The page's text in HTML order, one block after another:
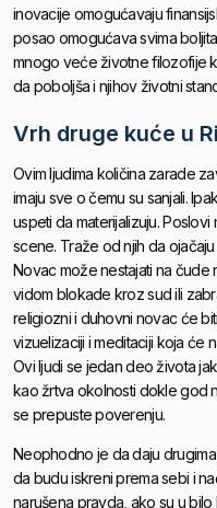
inovacije omogućavaju
posao omogućava svima
mnogo veće životne filozofije
da poboljša i njihov životni
Vrh druge kuće u
Ovim ljudima količina zarade
imaju sve o čemu su sanjali.
uspeti da materijalizuju.
scene. Traže od njih da
Novac može nestajati na čude
vidom blokade kroz sud ili
religiozni i duhovni novac će
vizuelizaciji i meditaciji koja će
Ovi ljudi se jedan deo života
kao žrtva okolnosti dokle god
se prepuste poverenju.
Neophodno je da daju
da budu iskreni prema sebi i
narušena pravda, ako su u